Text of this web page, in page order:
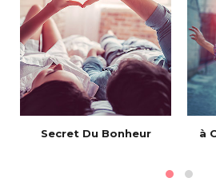
Secret Du Bonheur
à